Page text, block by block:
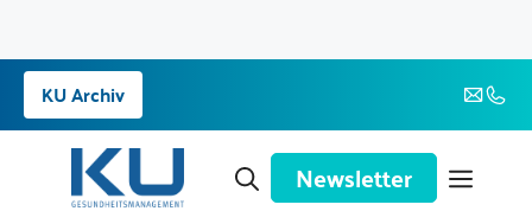
Zum
Inhalt
springen
KU Archiv
Newsletter